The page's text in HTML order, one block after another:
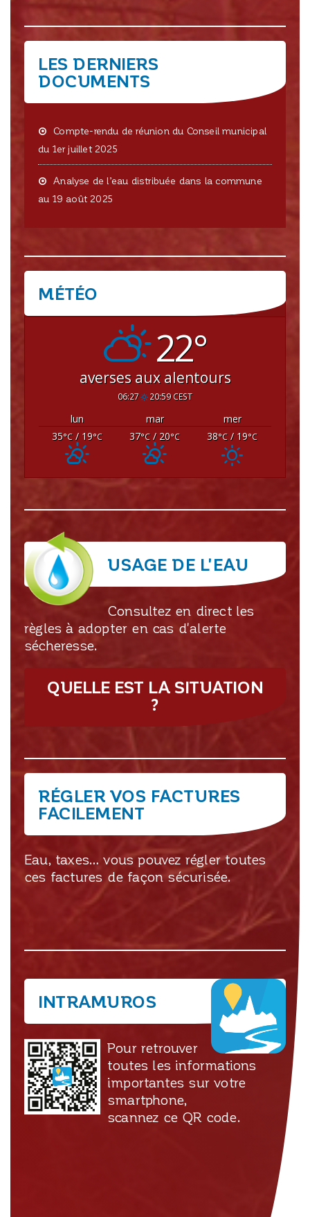
LES DERNIERS
DOCUMENTS
Compte-rendu de réunion du Conseil municipal
du 1er juillet 2025
Analyse de l’eau distribuée dans la commune
au 19 août 2025
MÉTÉO
22°
averses aux alentours
06:27 20:59 CEST
lun mar
mer
35°C / 19°C 37°C / 20°C 38°C / 19°C
USAGE DE L'EAU
Consultez en direct les
règles à adopter en cas d'alerte
sécheresse.
QUELLE EST LA SITUATION
?
RÉGLER VOS FACTURES
FACILEMENT
Eau, taxes… vous pouvez régler toutes
ces factures de façon sécurisée.
INTRAMUROS
Pour retrouver
toutes les informations
importantes sur votre
smartphone,
scannez ce QR code.